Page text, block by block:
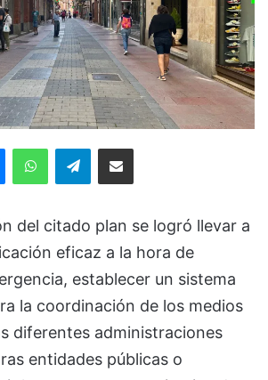
MessengerWhatsAppTelegramCompartir via Email
del citado plan se logró llevar a
eficaz a la hora de
establecer un sistema
la coordinación de los medios
diferentes administraciones
entidades públicas o